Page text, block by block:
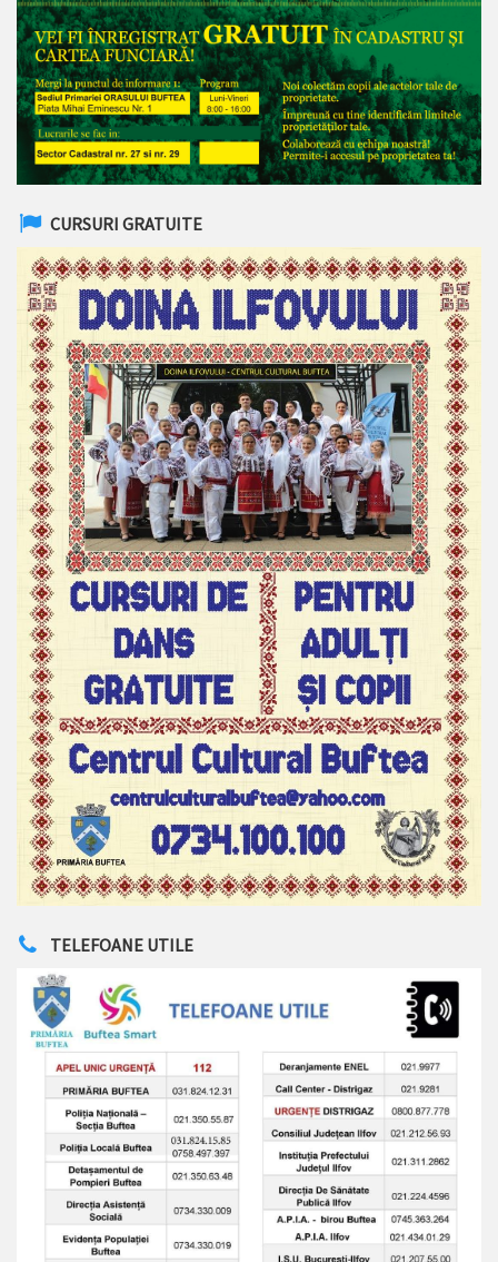
CURSURI GRATUITE
TELEFOANE UTILE